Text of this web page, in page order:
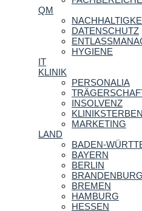
QM
DATENSCHUTZ
HYGIENE
IT
KLINIK
PERSONALIA
INSOLVENZ
MARKETING
LAND
BADEN-
BAYERN
BERLIN
BRANDENBURG
BREMEN
HAMBURG
HESSEN